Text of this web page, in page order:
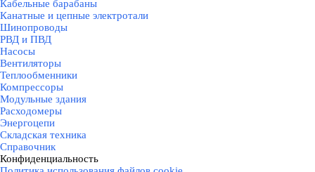
Кабельные барабаны
Канатные и цепные электротали
Шинопроводы
РВД и ПВД
Насосы
Вентиляторы
Теплообменники
Компрессоры
Модульные здания
Расходомеры
Энергоцепи
Складская техника
Справочник
Конфиденциальность